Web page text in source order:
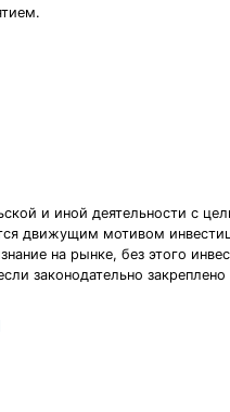
и иной деятельности с
движущим мотивом
на рынке, без этого
законодательно закреплено